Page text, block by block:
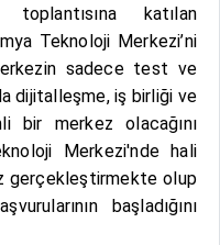
katılan
Teknoloji Merkezi’ni
sadece test ve
dijitalleşme, iş birliği ve
bir merkez olacağını
Merkezi'nde hali
gerçekleştirmekte olup
başladığını